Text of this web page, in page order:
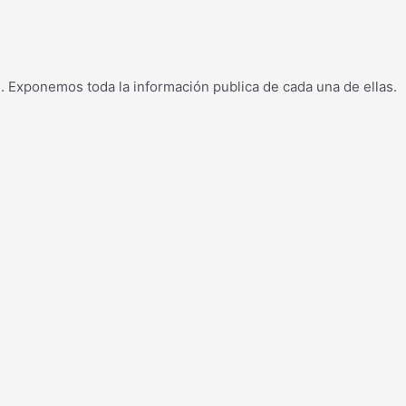
toda la información publica de cada una de ellas.